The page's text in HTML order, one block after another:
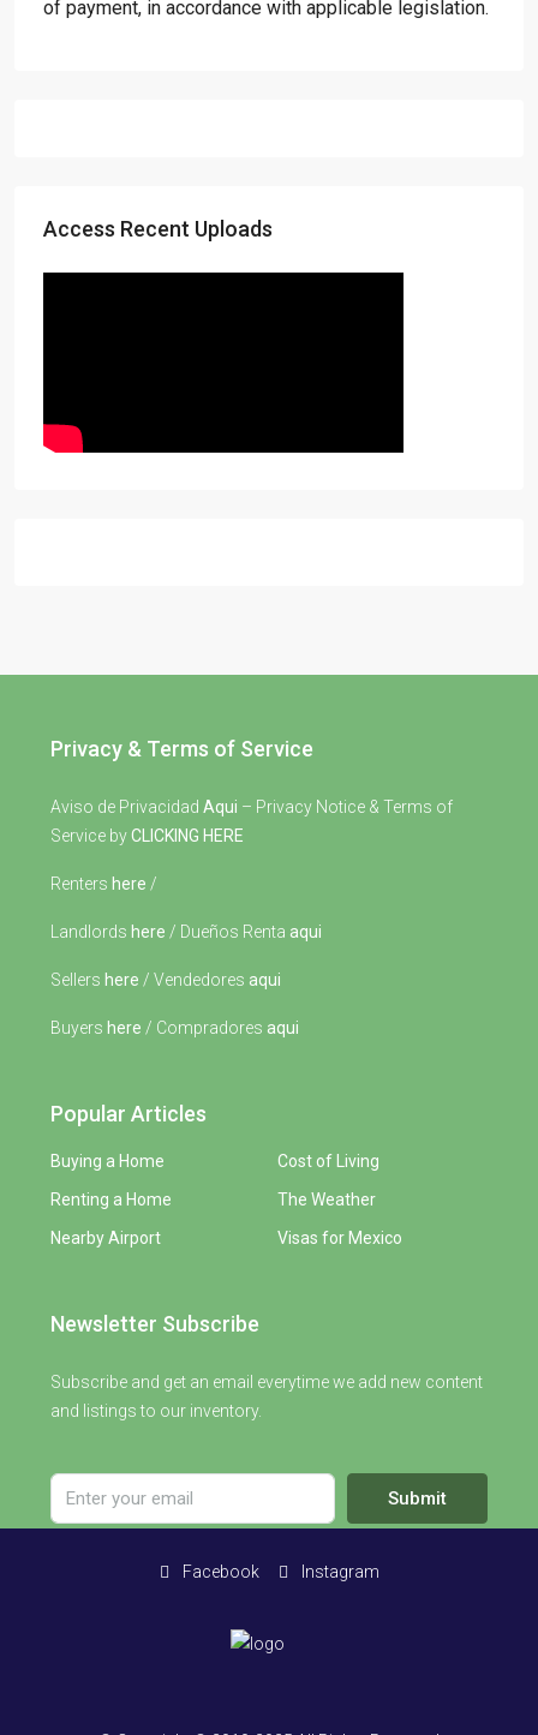
of payment, in accordance with applicable legislation.
Access Recent Uploads
Privacy & Terms of Service
Aviso de Privacidad Aqui – Privacy Notice & Terms of
Service byCLICKING HERE
Renters here /
Landlords here / Dueños Renta aqui
Sellers here / Vendedores aqui
Buyers here / Compradores aqui
Popular Articles
Buying a Home
Renting a Home
Nearby Airport
Cost of Living
The Weather
Visas for Mexico
Newsletter Subscribe
Subscribe and get an email everytime we add new content
and listings to our inventory.
Submit
Facebook Instagram